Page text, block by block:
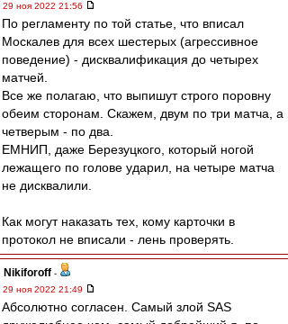
29 ноя 2022 21:56
По регламенту по той статье, что вписал
Москалев для всех шестерых (агрессивное
поведение) - дисквалификация до четырех
матчей.
Все же полагаю, что выпишут строго поровну
обеим сторонам. Скажем, двум по три матча, а
четверым - по два.
ЕМНИП, даже Березуцкого, который ногой
лежащего по голове ударил, на четыре матча
не дисквалили.
Как могут наказать тех, кому карточки в
протокол не вписали - лень проверять.
Nikiforoff -
29 ноя 2022 21:49
Абсолютно согласен. Самый злой SAS